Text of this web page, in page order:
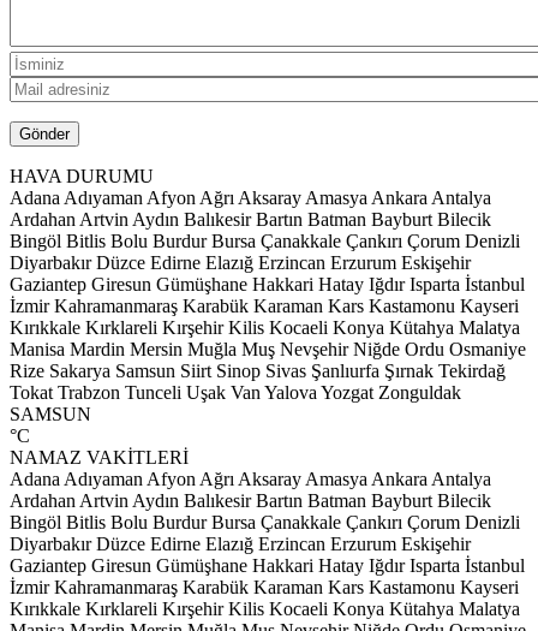
HAVA DURUMU
Adana Adıyaman Afyon Ağrı Aksaray Amasya Ankara Antalya
Ardahan Artvin Aydın Balıkesir Bartın Batman Bayburt Bilecik
Bingöl Bitlis Bolu Burdur Bursa Çanakkale Çankırı Çorum Denizli
Diyarbakır Düzce Edirne Elazığ Erzincan Erzurum Eskişehir
Gaziantep Giresun Gümüşhane Hakkari Hatay Iğdır Isparta İstanbul
İzmir Kahramanmaraş Karabük Karaman Kars Kastamonu Kayseri
Kırıkkale Kırklareli Kırşehir Kilis Kocaeli Konya Kütahya Malatya
Manisa Mardin Mersin Muğla Muş Nevşehir Niğde Ordu Osmaniye
Rize Sakarya Samsun Siirt Sinop Sivas Şanlıurfa Şırnak Tekirdağ
Tokat Trabzon Tunceli Uşak Van Yalova Yozgat Zonguldak
SAMSUN
°C
NAMAZ VAKİTLERİ
Adana Adıyaman Afyon Ağrı Aksaray Amasya Ankara Antalya
Ardahan Artvin Aydın Balıkesir Bartın Batman Bayburt Bilecik
Bingöl Bitlis Bolu Burdur Bursa Çanakkale Çankırı Çorum Denizli
Diyarbakır Düzce Edirne Elazığ Erzincan Erzurum Eskişehir
Gaziantep Giresun Gümüşhane Hakkari Hatay Iğdır Isparta İstanbul
İzmir Kahramanmaraş Karabük Karaman Kars Kastamonu Kayseri
Kırıkkale Kırklareli Kırşehir Kilis Kocaeli Konya Kütahya Malatya